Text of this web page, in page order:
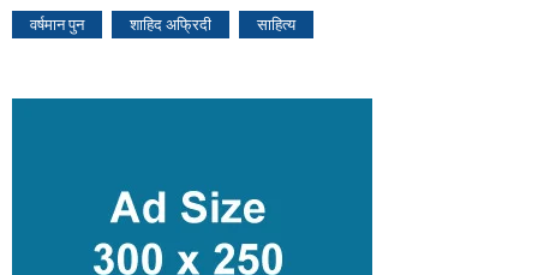
वर्षमान पुन शाहिद अफ्रिदी साहित्य